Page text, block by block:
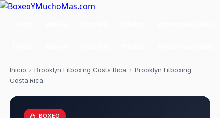
Inicio › Brooklyn Fitboxing Costa Rica › Brooklyn Fitboxing
Costa Rica
BOXEO